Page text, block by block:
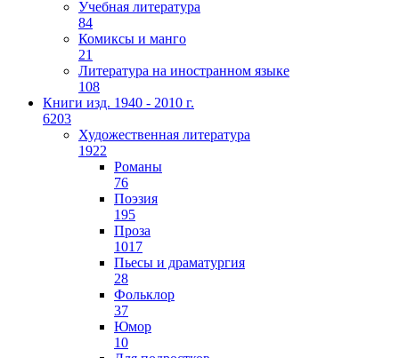
Учебная литература
84
Комиксы и манго
21
Литература на иностранном языке
108
Книги изд. 1940 - 2010 г.
6203
Художественная литература
1922
Романы
76
Поэзия
195
Проза
1017
Пьесы и драматургия
28
Фольклор
37
Юмор
10